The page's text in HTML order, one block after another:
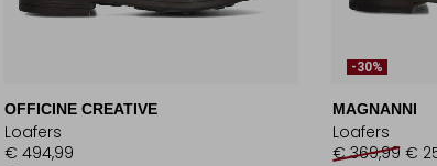
OFFICINE CREATIVE
Loafers
€ 494,99
-30%
MAGNANNI
Loafers
€ 369,99 €